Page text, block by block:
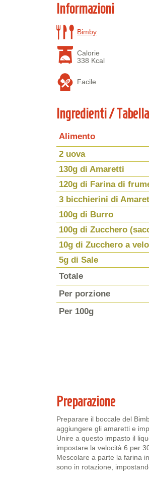
Informazioni
Bimby
Calorie
338 Kcal
Facile
Ingredienti /
Alimento
2 uova
130g di Amaretti
120g di Farina di
3 bicchierini di
100g di Burro
100g di Zucchero
10g di Zucchero a velo
5g di Sale
Totale
Per porzione
Per 100g
Preparazione
Preparare il boccale del
aggiungere gli amaretti e
Unire a questo impasto il
impostare la velocità 6 per
Mescolare a parte la farina
sono in rotazione,